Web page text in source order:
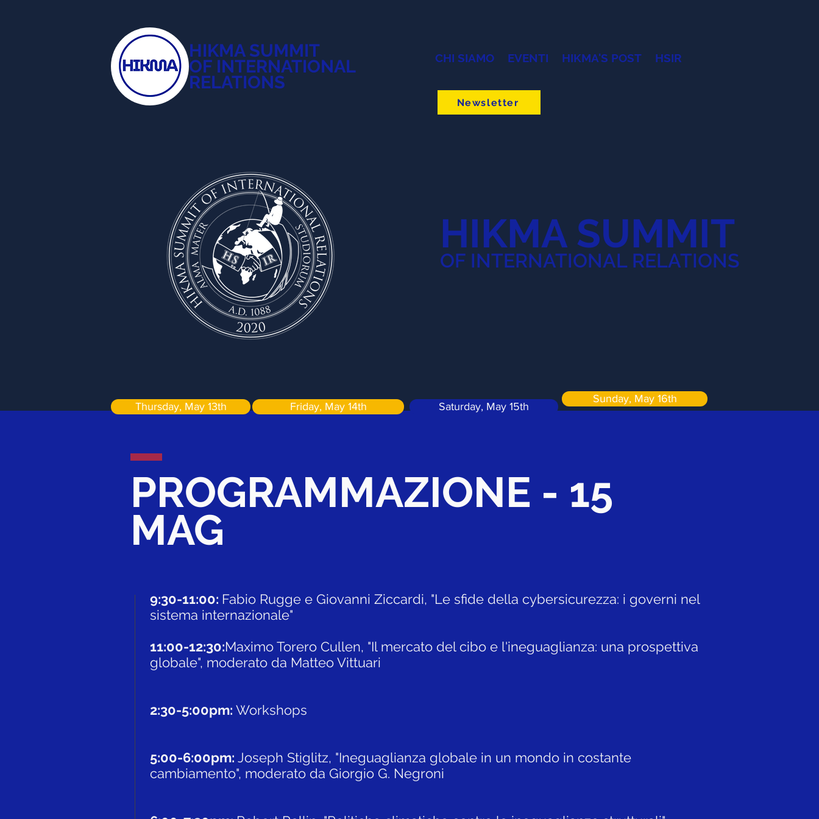
HIKMA SUMMIT
OF INTERNATIONAL
RELATIONS
CHI SIAMO EVENTI HIKMA'S POST HSIR
Newsletter
HIKMA SUMMIT
OF INTERNATIONAL RELATIONS
Thursday, May 13th Friday, May 14th Saturday, May 15th
PROGRAMMAZIONE - 15
MAG
9:30-11:00: Fabio Rugge e Giovanni Ziccardi, "Le sfide della cybersicurezza: i governi nel
sistema internazionale"
​11:00-12:30:Maximo Torero Cullen, "​Il mercato del cibo e l'ineguaglianza: una prospettiva
globale", moderato da Matteo Vittuari
​2:30-5:00pm: Workshops
5:00-6:00pm: Joseph Stiglitz, "Ineguaglianza globale in un mondo in costante
cambiamento", moderato da Giorgio G. Negroni
Sunday, May 16th